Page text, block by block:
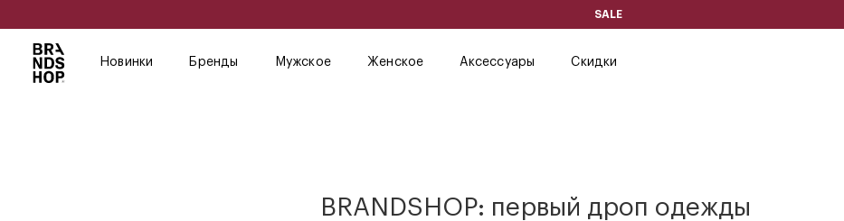
SALE
Новинки Бренды Мужское Женское Аксессуары Скидки
BRANDSHOP: первый дроп одежды